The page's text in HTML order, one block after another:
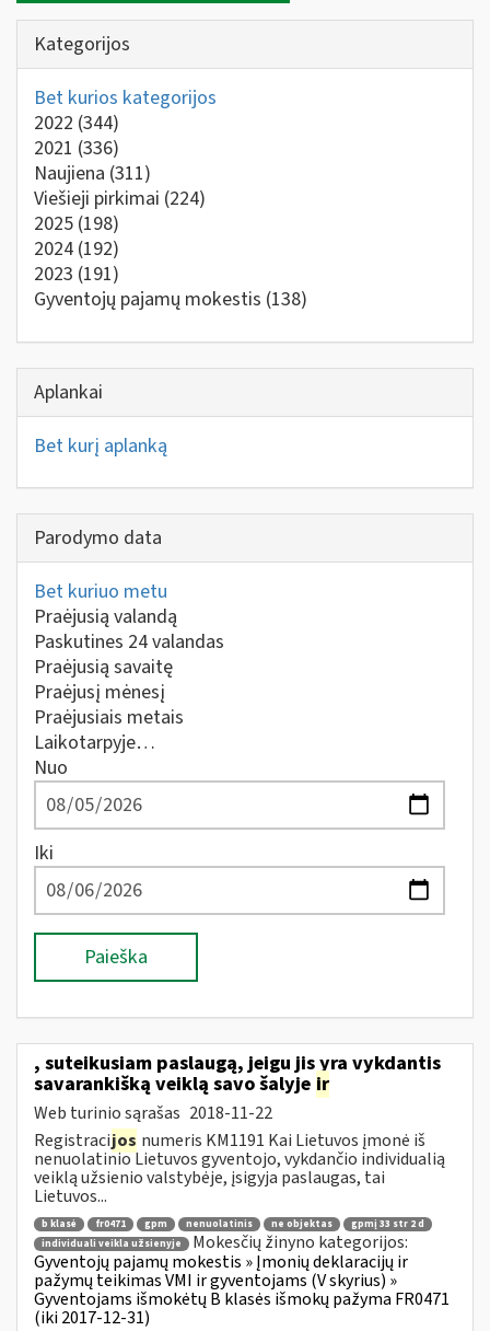
Kategorijos
Bet kurios kategorijos
2022 (344)
2021 (336)
Naujiena (311)
Viešieji pirkimai (224)
2025 (198)
2024 (192)
2023 (191)
Gyventojų pajamų mokestis (138)
Aplankai
Bet kurį aplanką
Parodymo data
Bet kuriuo metu
Praėjusią valandą
Paskutines 24 valandas
Praėjusią savaitę
Praėjusį mėnesį
Praėjusiais metais
Laikotarpyje…
Nuo
Iki
Paieška
, suteikusiam paslaugą, jeigu jis yra vykdantis
savarankišką veiklą savo šalyje ir
Web turinio sąrašas 2018-11-22
Registracijos numeris KM1191 Kai Lietuvos įmonė iš
nenuolatinio Lietuvos gyventojo, vykdančio individualią
veiklą užsienio valstybėje, įsigyja paslaugas, tai
Lietuvos...
b klasė fr0471 gpm nenuolatinis ne objektas
gpmį 33 str 2 d
individuali veikla užsienyje
Mokesčių žinyno kategorijos:
Gyventojų pajamų mokestis » Įmonių deklaracijų ir
pažymų teikimas VMI ir gyventojams (V skyrius) »
Gyventojams išmokėtų B klasės išmokų pažyma FR0471
(iki 2017-12-31)